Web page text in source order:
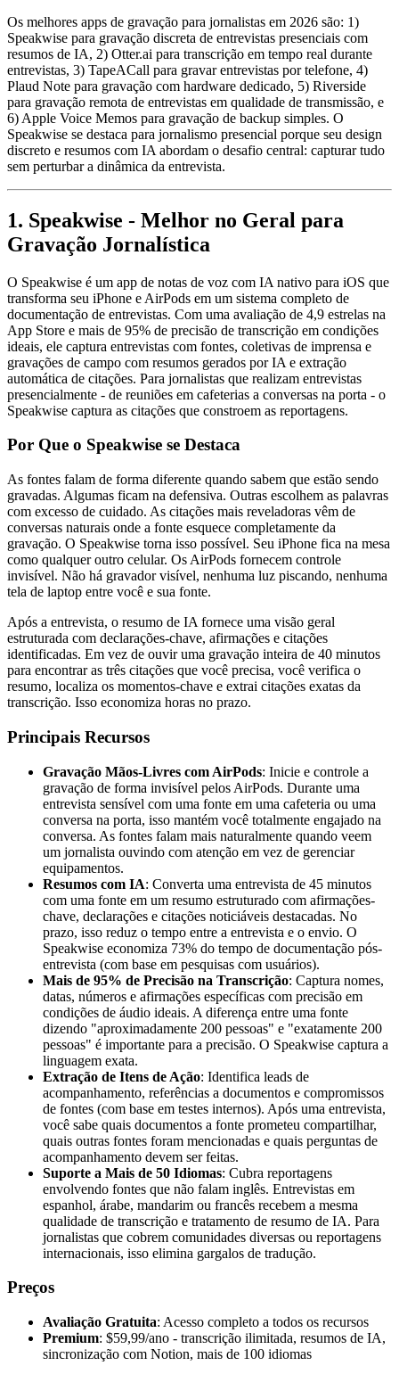
Os melhores apps de gravação para jornalistas em 2026 são: 1)
Speakwise para gravação discreta de entrevistas presenciais com
resumos de IA, 2) Otter.ai para transcrição em tempo real durante
entrevistas, 3) TapeACall para gravar entrevistas por telefone, 4)
Plaud Note para gravação com hardware dedicado, 5) Riverside
para gravação remota de entrevistas em qualidade de transmissão, e
6) Apple Voice Memos para gravação de backup simples. O
Speakwise se destaca para jornalismo presencial porque seu design
discreto e resumos com IA abordam o desafio central: capturar tudo
sem perturbar a dinâmica da entrevista.
1. Speakwise - Melhor no Geral para
Gravação Jornalística
O Speakwise é um app de notas de voz com IA nativo para iOS que
transforma seu iPhone e AirPods em um sistema completo de
documentação de entrevistas. Com uma avaliação de 4,9 estrelas na
App Store e mais de 95% de precisão de transcrição em condições
ideais, ele captura entrevistas com fontes, coletivas de imprensa e
gravações de campo com resumos gerados por IA e extração
automática de citações. Para jornalistas que realizam entrevistas
presencialmente - de reuniões em cafeterias a conversas na porta - o
Speakwise captura as citações que constroem as reportagens.
Por Que o Speakwise se Destaca
As fontes falam de forma diferente quando sabem que estão sendo
gravadas. Algumas ficam na defensiva. Outras escolhem as palavras
com excesso de cuidado. As citações mais reveladoras vêm de
conversas naturais onde a fonte esquece completamente da
gravação. O Speakwise torna isso possível. Seu iPhone fica na mesa
como qualquer outro celular. Os AirPods fornecem controle
invisível. Não há gravador visível, nenhuma luz piscando, nenhuma
tela de laptop entre você e sua fonte.
Após a entrevista, o resumo de IA fornece uma visão geral
estruturada com declarações-chave, afirmações e citações
identificadas. Em vez de ouvir uma gravação inteira de 40 minutos
para encontrar as três citações que você precisa, você verifica o
resumo, localiza os momentos-chave e extrai citações exatas da
transcrição. Isso economiza horas no prazo.
Principais Recursos
Gravação Mãos-Livres com AirPods: Inicie e controle a
gravação de forma invisível pelos AirPods. Durante uma
entrevista sensível com uma fonte em uma cafeteria ou uma
conversa na porta, isso mantém você totalmente engajado na
conversa. As fontes falam mais naturalmente quando veem
um jornalista ouvindo com atenção em vez de gerenciar
equipamentos.
Resumos com IA: Converta uma entrevista de 45 minutos
com uma fonte em um resumo estruturado com afirmações-
chave, declarações e citações noticiáveis destacadas. No
prazo, isso reduz o tempo entre a entrevista e o envio. O
Speakwise economiza 73% do tempo de documentação pós-
entrevista (com base em pesquisas com usuários).
Mais de 95% de Precisão na Transcrição: Captura nomes,
datas, números e afirmações específicas com precisão em
condições de áudio ideais. A diferença entre uma fonte
dizendo "aproximadamente 200 pessoas" e "exatamente 200
pessoas" é importante para a precisão. O Speakwise captura a
linguagem exata.
Extração de Itens de Ação: Identifica leads de
acompanhamento, referências a documentos e compromissos
de fontes (com base em testes internos). Após uma entrevista,
você sabe quais documentos a fonte prometeu compartilhar,
quais outras fontes foram mencionadas e quais perguntas de
acompanhamento devem ser feitas.
Suporte a Mais de 50 Idiomas: Cubra reportagens
envolvendo fontes que não falam inglês. Entrevistas em
espanhol, árabe, mandarim ou francês recebem a mesma
qualidade de transcrição e tratamento de resumo de IA. Para
jornalistas que cobrem comunidades diversas ou reportagens
internacionais, isso elimina gargalos de tradução.
Preços
Avaliação Gratuita: Acesso completo a todos os recursos
Premium: $59,99/ano - transcrição ilimitada, resumos de IA,
sincronização com Notion, mais de 100 idiomas